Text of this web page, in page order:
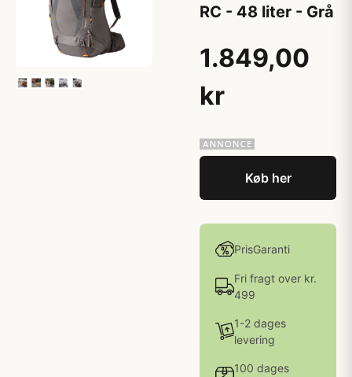
RC - 48 liter - Grå
1.849,00
kr
Køb her
PrisGaranti
Fri fragt over kr.
499
1-2 dages
levering
100 dages